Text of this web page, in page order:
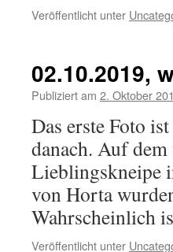
Veröffentlicht unter
02.10.2019,
Publiziert am 2. Oktober
Das erste Foto
danach. Auf
Lieblingskneipe
von Horta
Wahrscheinlich
Veröffentlicht unter